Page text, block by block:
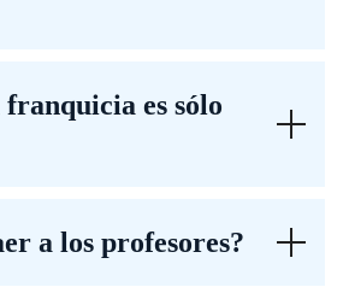
es sólo
a los profesores?